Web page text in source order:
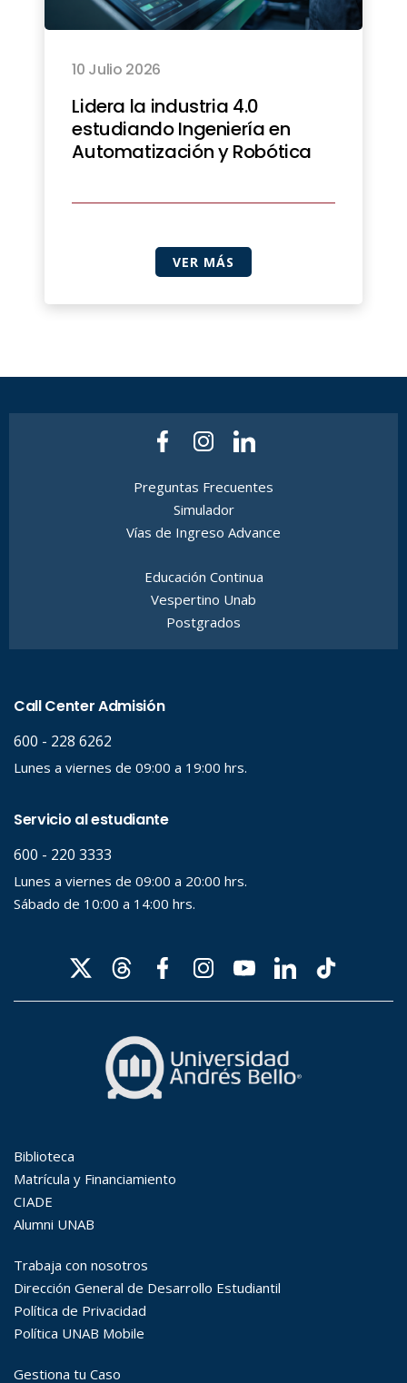
10 Julio 2026
Lidera la industria 4.0
estudiando Ingeniería en
Automatización y Robótica
VER MÁS